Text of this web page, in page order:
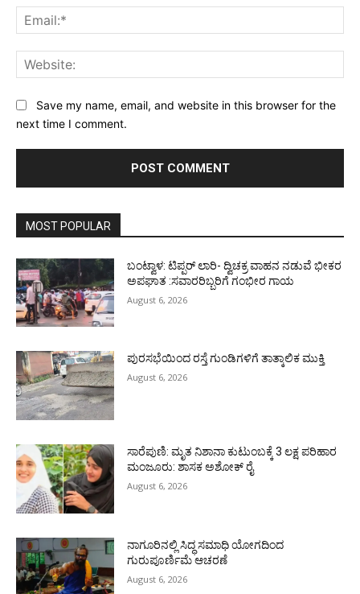
Save my name, email, and website in this browser for the
next time I comment.
MOST POPULAR
ಬಂಟ್ವಾಳ: ಟಿಪ್ಪರ್ ಲಾರಿ- ದ್ವಿಚಕ್ರ ವಾಹನ ನಡುವೆ ಭೀಕರ
ಅಪಘಾತ :ಸವಾರರಿಬ್ಬರಿಗೆ ಗಂಭೀರ ಗಾಯ
August 6, 2026
ಪುರಸಭೆಯಿಂದ ರಸ್ತೆ ಗುಂಡಿಗಳಿಗೆ ತಾತ್ಕಾಲಿಕ ಮುಕ್ತಿ
August 6, 2026
ಸಾರೆಪುಣಿ: ಮೃತ ನಿಶಾನಾ ಕುಟುಂಬಕ್ಕೆ 3 ಲಕ್ಷ ಪರಿಹಾರ
ಮಂಜೂರು: ಶಾಸಕ ಅಶೋಕ್ ರೈ
August 6, 2026
ನಾಗೂರಿನಲ್ಲಿ ಸಿದ್ಧ ಸಮಾಧಿ ಯೋಗದಿಂದ
ಗುರುಪೂರ್ಣಿಮೆ ಆಚರಣೆ
August 6, 2026